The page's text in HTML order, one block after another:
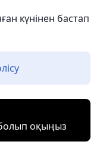
күнінен бастап
оқыңыз